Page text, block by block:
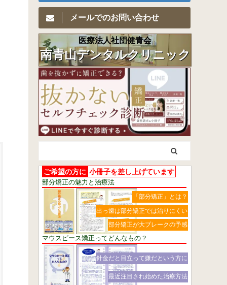
メールでのお問い合わせ
医療法人社団健青会
南青山デンタルクリニック
ご希望の方に 小冊子を差し上げています
部分矯正の魅力と治療法
「部分矯正」とは？
出っ歯は部分矯正では治りにくい
部分矯正が大ブレークの予感
マウスピース矯正ってどんなもの？
針金だと目立って嫌だという方に
最近注目され始めた治療方法